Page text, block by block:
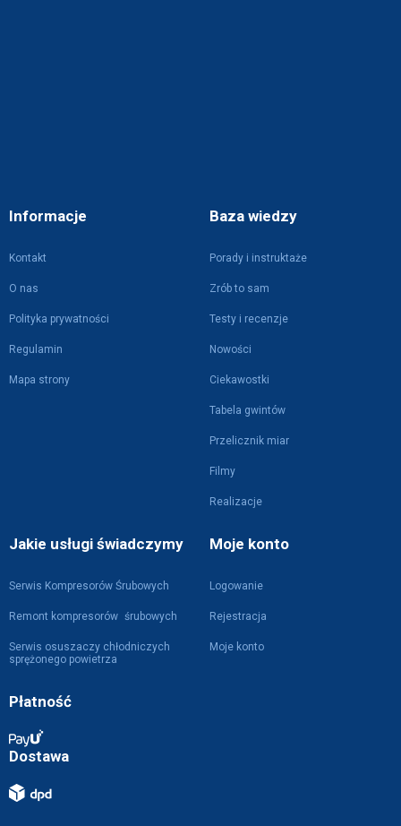
Informacje
Kontakt
O nas
Polityka prywatności
Regulamin
Mapa strony
Baza wiedzy
Porady i instruktaże
Zrób to sam
Testy i recenzje
Nowości
Ciekawostki
Tabela gwintów
Przelicznik miar
Filmy
Realizacje
Jakie usługi świadczymy
Serwis Kompresorów Śrubowych
Remont kompresorów śrubowych
Serwis osuszaczy chłodniczych
sprężonego powietrza
Moje konto
Logowanie
Rejestracja
Moje konto
Płatność
Dostawa